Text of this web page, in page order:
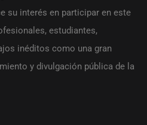
su interés en participar en este
estudiantes,
inéditos como una gran
y divulgación pública de la